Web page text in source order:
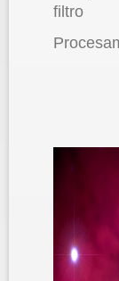
filtro